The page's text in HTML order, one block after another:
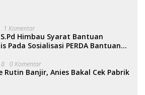
1 Komentar
Himbau Syarat Bantuan
Pada Sosialisasi PERDA Bantuan
0 Komentar
Rutin Banjir, Anies Bakal Cek Pabrik